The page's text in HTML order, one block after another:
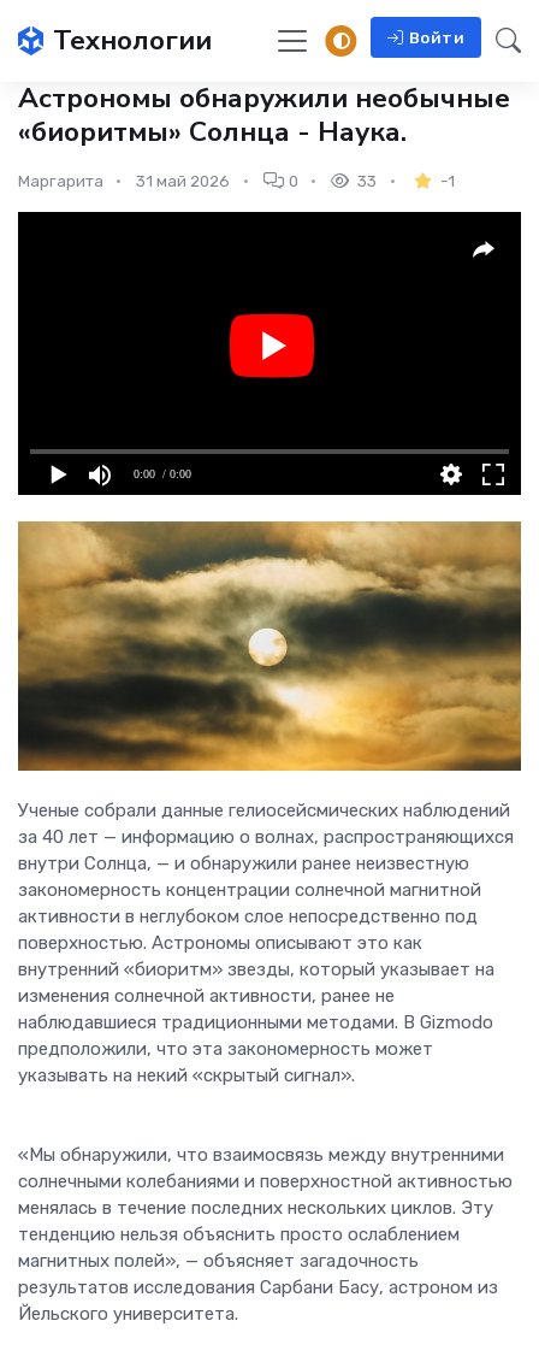
Технологии Войти
Астрономы обнаружили необычные
«биоритмы» Солнца - Наука.
Маргарита 31 май 2026 0 33 -1
0:00 / 0:00
Ученые собрали данные гелиосейсмических наблюдений
за 40 лет — информацию о волнах, распространяющихся
внутри Солнца, — и обнаружили ранее неизвестную
закономерность концентрации солнечной магнитной
активности в неглубоком слое непосредственно под
поверхностью. Астрономы описывают это как
внутренний «биоритм» звезды, который указывает на
изменения солнечной активности, ранее не
наблюдавшиеся традиционными методами. В Gizmodo
предположили, что эта закономерность может
указывать на некий «скрытый сигнал».
«Мы обнаружили, что взаимосвязь между внутренними
солнечными колебаниями и поверхностной активностью
менялась в течение последних нескольких циклов. Эту
тенденцию нельзя объяснить просто ослаблением
магнитных полей», — объясняет загадочность
результатов исследования Сарбани Басу, астроном из
Йельского университета.